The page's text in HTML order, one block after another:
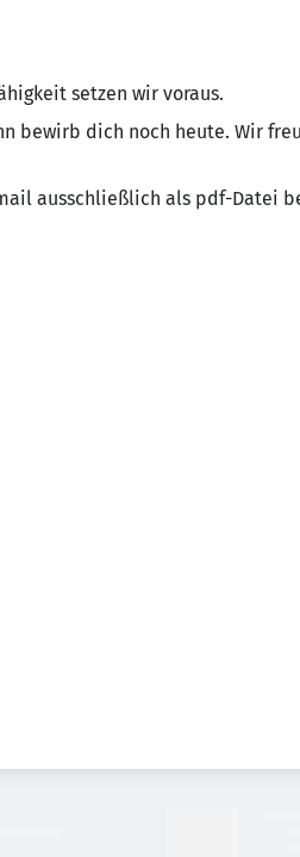
setzen wir voraus.
bewirb dich noch heute. Wir
ausschließlich als pdf-Datei